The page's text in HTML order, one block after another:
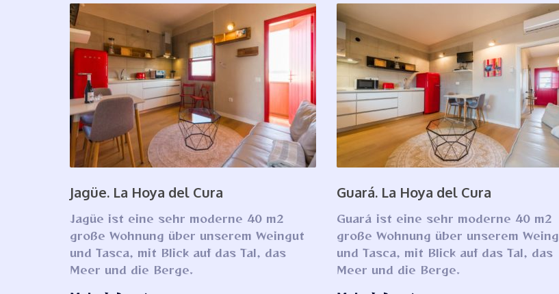
Jagüe. La Hoya del Cura
Jagüe ist eine sehr moderne 40 m2
große Wohnung über unserem Weingut
und Tasca, mit Blick auf das Tal, das
Meer und die Berge.
Guará. La Hoya del Cura
Guará ist eine sehr moderne 40 m2
große Wohnung über unserem
und Tasca, mit Blick auf das Tal, das
Meer und die Berge.